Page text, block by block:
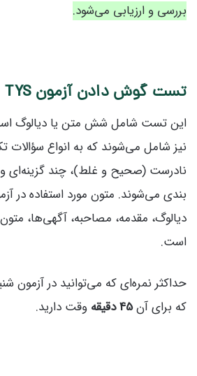
بررسی و ارزیابی می‌شود.
تست گوش دادن آزمون TYS
این تست شامل شش متن یا دیالوگ
نیز شامل می‌شوند که به انواع سؤالات
نادرست (صحیح و غلط)، چند گزینه‌ای
بندی می‌شوند. متون مورد استفاده در
دیالوگ، مقدمه، مصاحبه، آگهی‌ها،
است.
که برای آن45 دقیقه وقت دارید.